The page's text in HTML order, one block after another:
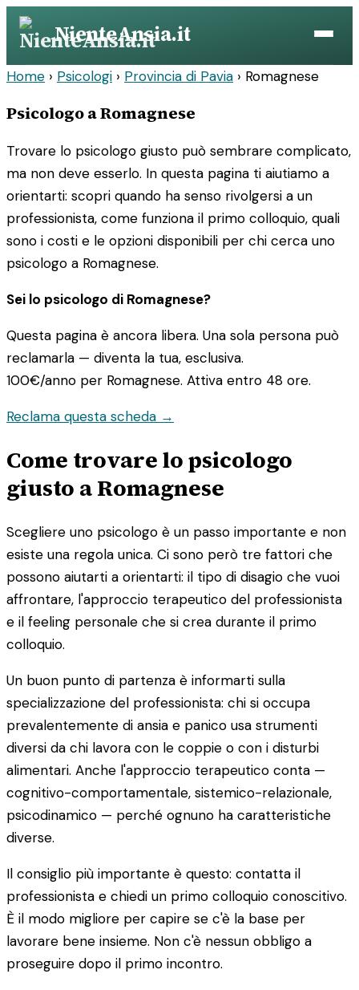
Vai
contenuto
NienteAnsia.it
Home › Psicologi › Provincia di Pavia › Romagnese
Psicologo a Romagnese
Trovare lo psicologo giusto può sembrare complicato,
ma non deve esserlo. In questa pagina ti aiutiamo a
orientarti: scopri quando ha senso rivolgersi a un
professionista, come funziona il primo colloquio, quali
sono i costi e le opzioni disponibili per chi cerca uno
psicologo a Romagnese.
Sei lo psicologo di Romagnese?
Questa pagina è ancora libera. Una sola persona può
reclamarla — diventa la tua, esclusiva.
100€/anno per Romagnese. Attiva entro 48 ore.
Reclama questa scheda →
Come trovare lo psicologo
giusto a Romagnese
Scegliere uno psicologo è un passo importante e non
esiste una regola unica. Ci sono però tre fattori che
possono aiutarti a orientarti: il tipo di disagio che vuoi
affrontare, l'approccio terapeutico del professionista
e il feeling personale che si crea durante il primo
colloquio.
Un buon punto di partenza è informarti sulla
specializzazione del professionista: chi si occupa
prevalentemente di ansia e panico usa strumenti
diversi da chi lavora con le coppie o con i disturbi
alimentari. Anche l'approccio terapeutico conta —
cognitivo-comportamentale, sistemico-relazionale,
psicodinamico — perché ognuno ha caratteristiche
diverse.
Il consiglio più importante è questo: contatta il
professionista e chiedi un primo colloquio conoscitivo.
È il modo migliore per capire se c'è la base per
lavorare bene insieme. Non c'è nessun obbligo a
proseguire dopo il primo incontro.